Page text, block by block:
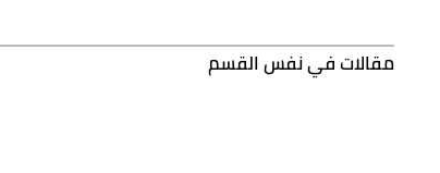
مقالات في نفس القسم